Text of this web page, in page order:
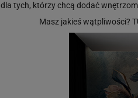
dla tych, którzy chcą dodać
Masz jakieś wątpliwości?